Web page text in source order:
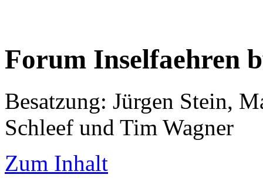
Forum Inselfaehren
Besatzung: Jürgen Stein,
Schleef und Tim Wagner
Zum Inhalt